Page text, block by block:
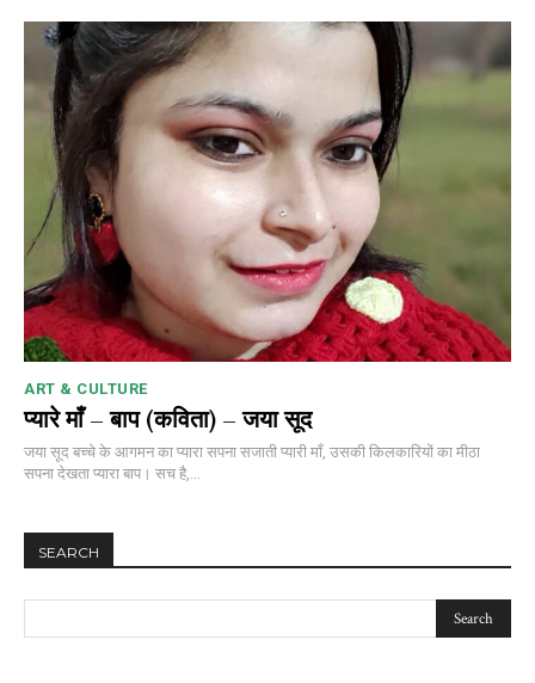
ART & CULTURE
प्यारे माँ – बाप (कविता) – जया सूद
जया सूद बच्चे के आगमन का प्यारा सपना सजाती प्यारी माँ, उसकी किलकारियों का मीठा
सपना देखता प्यारा बाप। सच है,...
SEARCH